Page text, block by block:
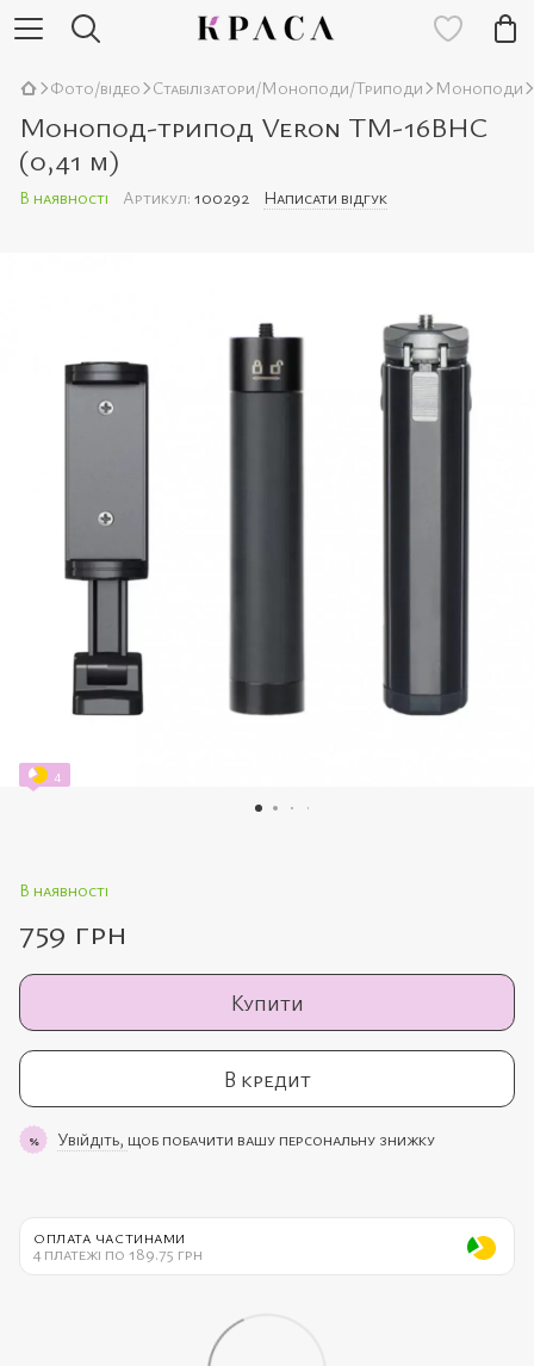
Фото/відео Стабілізатори/Моноподи/Триподи Моноподи
Монопод-трипод Veron TM-16BHC
(0,41 м)
В наявності Артикул: 100292 Написати відгук
4
В наявності
759 грн
Купити
В кредит
% Увійдіть, щоб побачити вашу персональну знижку
ОПЛАТА ЧАСТИНАМИ
4 платежі по 189.75 грн